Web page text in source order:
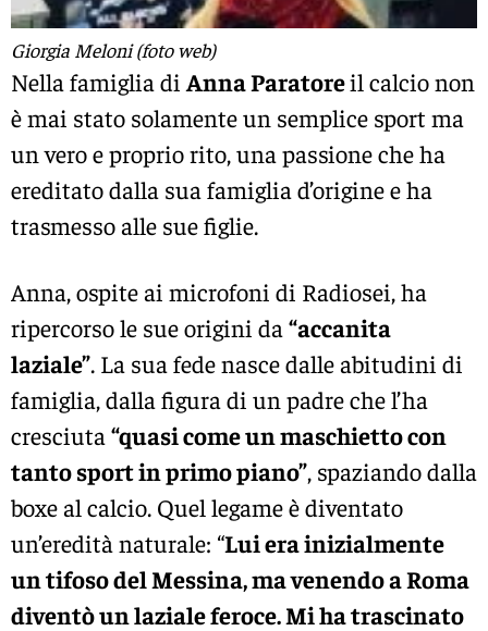
Giorgia Meloni (foto web)
Nella famiglia di Anna Paratoreil calcio non
è mai stato solamente un semplice sport ma
un vero e proprio rito, una passione che ha
ereditato dalla sua famiglia d’origine e ha
trasmesso alle sue figlie.
Anna, ospite ai microfoni di Radiosei, ha
ripercorso le sue origini da “accanita
laziale”. La sua fede nasce dalle abitudini di
famiglia, dalla figura di un padre che l’ha
cresciuta “quasi come un maschietto con
tanto sport in primo piano”, spaziando dalla
boxe al calcio. Quel legame è diventato
un’eredità naturale: “Lui era inizialmente
un tifoso del Messina, ma venendo a Roma
diventò un laziale feroce. Mi ha trascinato